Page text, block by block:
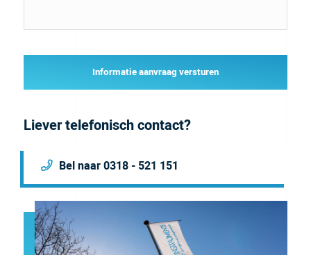
Informatie aanvraag versturen
Liever telefonisch contact?
Bel naar 0318 - 521 151